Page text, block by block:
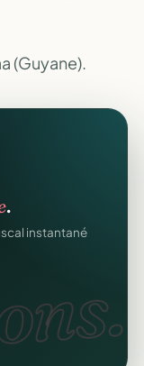
(Guyane).
.
instantané